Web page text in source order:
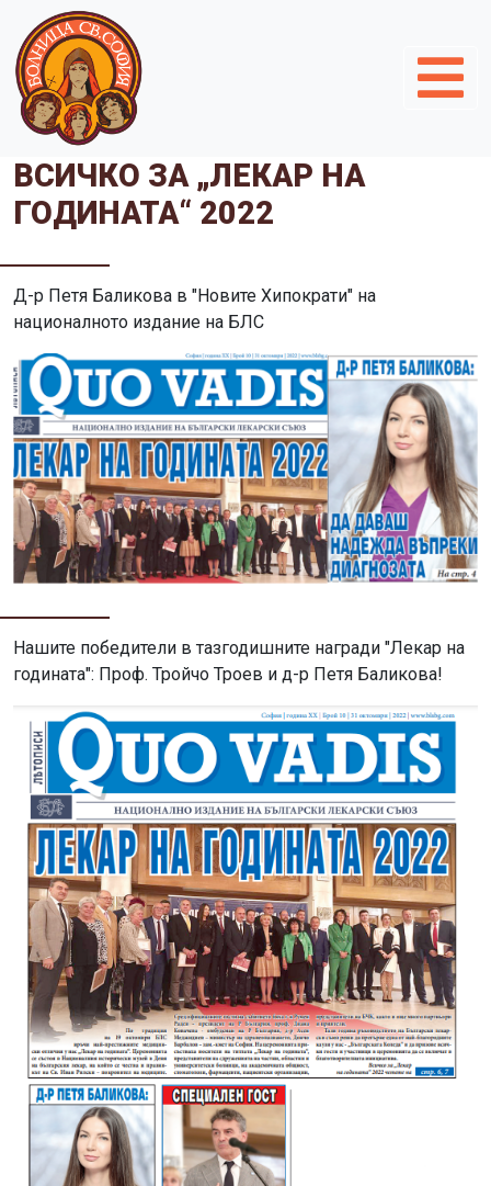
ВСИЧКО ЗА „ЛЕКАР НА
ГОДИНАТА“ 2022
Д-р Петя Баликова в "Новите Хипократи" на
националното издание на БЛС
Нашите победители в тазгодишните награди "Лекар на
годината": Проф. Тройчо Троев и д-р Петя Баликова!